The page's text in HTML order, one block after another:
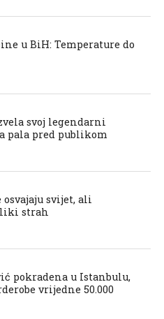
u BiH: Temperature do
svoj legendarni
pala pred publikom
osvajaju svijet, ali
strah
pokradena u Istanbulu,
vrijedne 50.000